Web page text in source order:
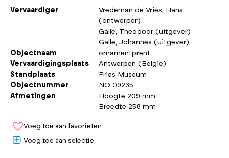
Vervaardiger
Vredeman de Vries, Hans
(ontwerper)
Galle, Theodoor (uitgever)
Galle, Johannes (uitgever)
Objectnaam
ornamentprent
Vervaardigingsplaats
Antwerpen (België)
Standplaats
Fries Museum
Objectnummer
NO 09235
Afmetingen
Hoogte 209 mm
Breedte 258 mm
Voeg toe aan favorieten
Voeg toe aan selectie